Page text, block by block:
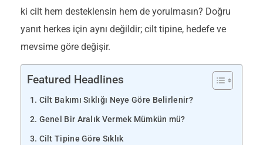
ki cilt hem desteklensin hem de yorulmasın? Doğru
yanıt herkes için aynı değildir; cilt tipine, hedefe ve
mevsime göre değişir.
Featured Headlines
Cilt Bakımı Sıklığı Neye Göre Belirlenir?
Genel Bir Aralık Vermek Mümkün mü?
Cilt Tipine Göre Sıklık